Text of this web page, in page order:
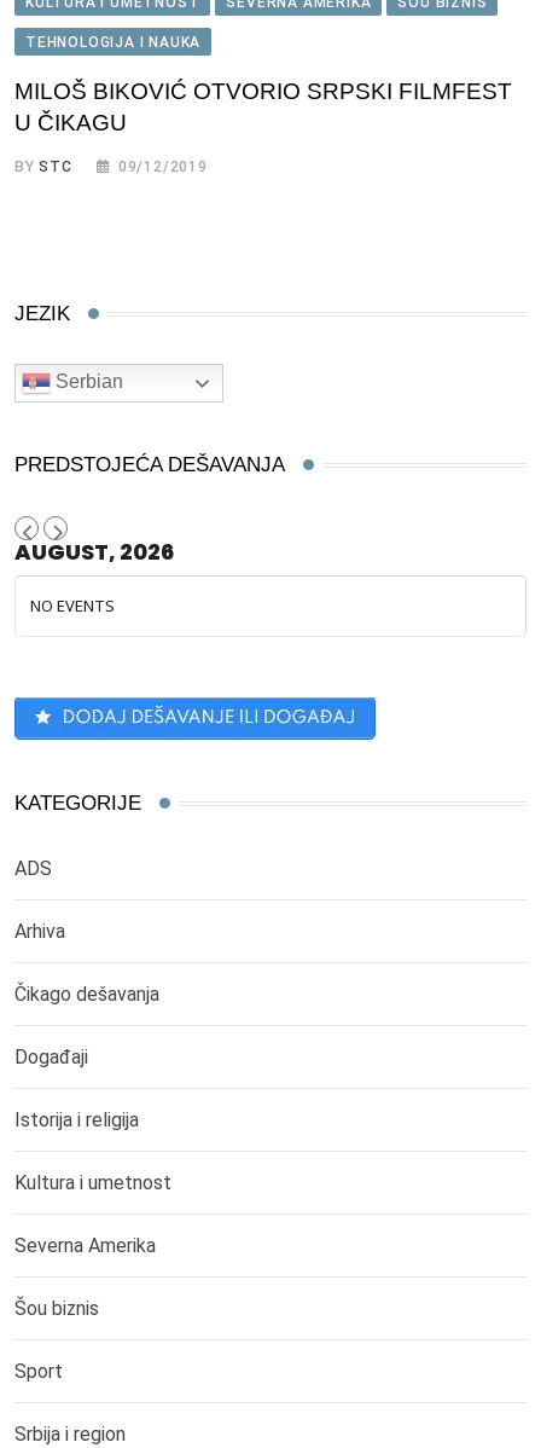
TEHNOLOGIJA I NAUKA
MILOŠ BIKOVIĆ OTVORIO SRPSKI FILMFEST
U ČIKAGU
BYSTC 09/12/2019
JEZIK
Serbian
PREDSTOJEĆA DEŠAVANJA
AUGUST, 2026
NO EVENTS
KATEGORIJE
ADS
Arhiva
Čikago dešavanja
Događaji
Istorija i religija
Kultura i umetnost
Severna Amerika
Šou biznis
Sport
Srbija i region